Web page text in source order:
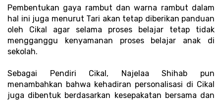
Pembentukan gaya rambut dan warna rambut dalam
hal ini juga menurut Tari akan tetap diberikan panduan
oleh Cikal agar selama proses belajar tetap tidak
mengganggu kenyamanan proses belajar anak di
sekolah.
Sebagai Pendiri Cikal, Najelaa Shihab pun
menambahkan bahwa kehadiran personalisasi di Cikal
juga dibentuk berdasarkan kesepakatan bersama dan